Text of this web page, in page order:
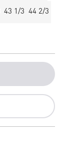
43 1/3 44 2/3